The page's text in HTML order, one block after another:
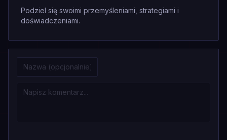
Podziel się swoimi przemyśleniami, strategiami i
doświadczeniami.